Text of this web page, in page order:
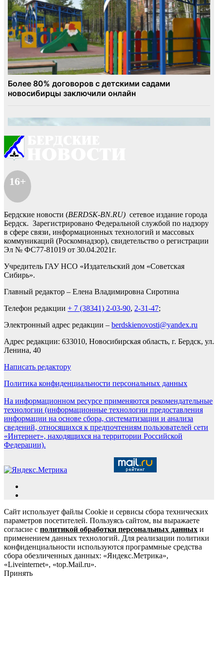
16+
Бердские новости (BERDSK-BN.RU) сетевое издание города
Бердск. Зарегистрировано Федеральной службой по надзору
в сфере связи, информационных технологий и массовых
коммуникаций (Роскомнадзор), свидетельство о регистрации
Эл № ФС77-81019 от 30.04.2021г.
Учредитель ГАУ НСО «Издательский дом «Советская
Сибирь».
Главный редактор – Елена Владимировна Сиротина
Телефон редакции + 7 (38341) 2-03-90, 2-31-47;
Электронный адрес редакции – berdskienovosti@yandex.ru
Адрес редакции: 633010, Новосибирская область, г. Бердск, ул.
Ленина, 40
Написать редактору
Политика конфиденциальности персональных данных
На информационном ресурсе применяются рекомендательные
технологии (информационные технологии предоставления
информации на основе сбора, систематизации и анализа
сведений, относящихся к предпочтениям пользователей сети
«Интернет», находящихся на территории Российской
Федерации).
Сайт использует файлы Cookie и сервисы сбора технических
параметров посетителей. Пользуясь сайтом, вы выражаете
согласие с политикой обработки персональных данных и
применением данных технологий. Для реализации политики
конфиденциальности используются программные средства
сбора обезличенных данных: «Яндекс.Метрика»,
«Liveinternet», «top.Mail.ru».
Принять